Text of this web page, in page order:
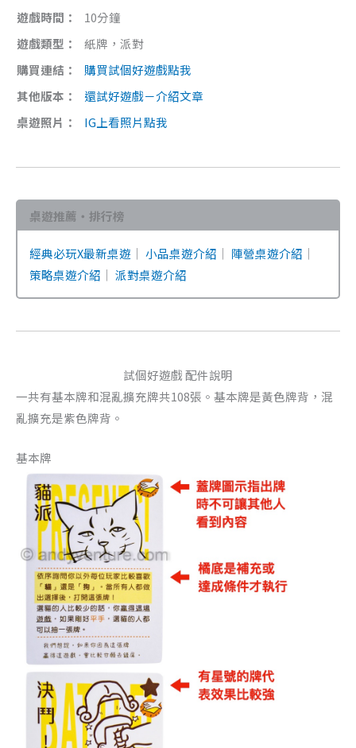
遊戲時間：
10分鐘
遊戲類型：
紙牌，派對
購買連結：
購買試個好遊戲點我
其他版本：
還試好遊戲－介紹文章
桌遊照片：
IG上看照片點我
桌遊推薦・排行榜
經典必玩X最新桌遊 ｜ 小品桌遊介紹 ｜ 陣營桌遊介紹 ｜
策略桌遊介紹 ｜ 派對桌遊介紹
試個好遊戲 配件說明
一共有基本牌和混亂擴充牌共108張。基本牌是黃色牌背，混
亂擴充是紫色牌背。
基本牌